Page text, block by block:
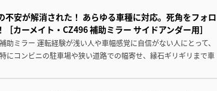
不安が解消された！ あらゆる車種に対応。死角をフォロ
カーメイト・CZ496 補助ミラー サイドアンダー用］
ミラー 運転経験が浅い人や車幅感覚に自信がない人にとって、
にコンビニの駐車場や狭い道路での幅寄せ、縁石ギリギリまで車